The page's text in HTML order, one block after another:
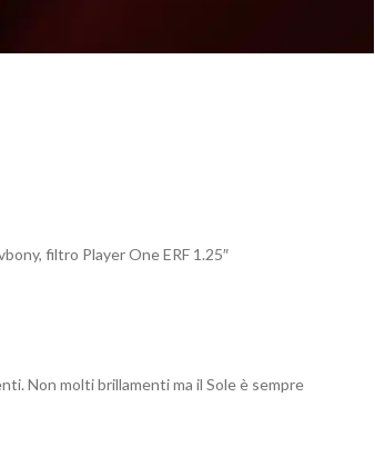
filtro Player One ERF 1.25″
Non molti brillamenti ma il Sole è sempre